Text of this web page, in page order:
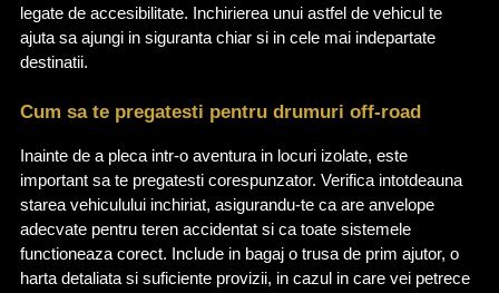
legate de accesibilitate. Inchirierea unui astfel de vehicul te
ajuta sa ajungi in siguranta chiar si in cele mai indepartate
destinatii.
Cum sa te pregatesti pentru drumuri off-road
Inainte de a pleca intr-o aventura in locuri izolate, este
important sa te pregatesti corespunzator. Verifica intotdeauna
starea vehiculului inchiriat, asigurandu-te ca are anvelope
adecvate pentru teren accidentat si ca toate sistemele
functioneaza corect. Include in bagaj o trusa de prim ajutor, o
harta detaliata si suficiente provizii, in cazul in care vei petrece